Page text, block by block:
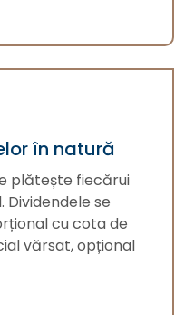
în natură
plătește fiecărui
Dividendele se
cu cota de
vărsat, opțional